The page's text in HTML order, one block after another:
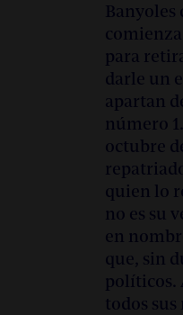
Banyoles
para
darle un
apartan
número
octubre
quien lo
no es su
en
que, sin
políticos.
todos sus